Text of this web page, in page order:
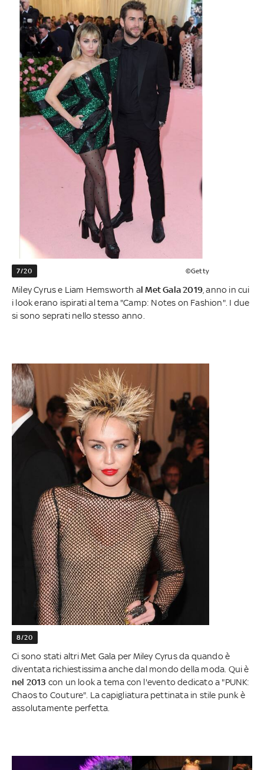
7/20 ©Getty
Miley Cyrus e Liam Hemsworth al Met Gala 2019, anno in cui
i look erano ispirati al tema "Camp: Notes on Fashion". I due
si sono seprati nello stesso anno.
8/20
Ci sono stati altri Met Gala per Miley Cyrus da quando è
diventata richiestissima anche dal mondo della moda. Qui è
nel 2013 con un look a tema con l'evento dedicato a "PUNK:
Chaos to Couture". La capigliatura pettinata in stile punk è
assolutamente perfetta.